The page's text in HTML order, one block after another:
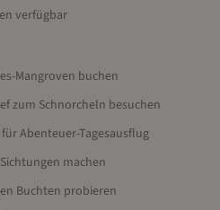
verfügbar
Mangroven buchen
zum Schnorcheln besuchen
Abenteuer-Tagesausflug
machen
Buchten probieren